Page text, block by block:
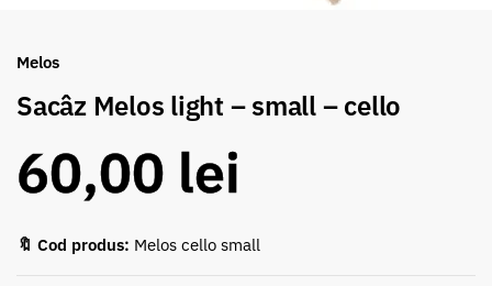
Melos
Sacâz Melos light – small – cello
60,00 lei
🔖 Cod produs: Melos cello small